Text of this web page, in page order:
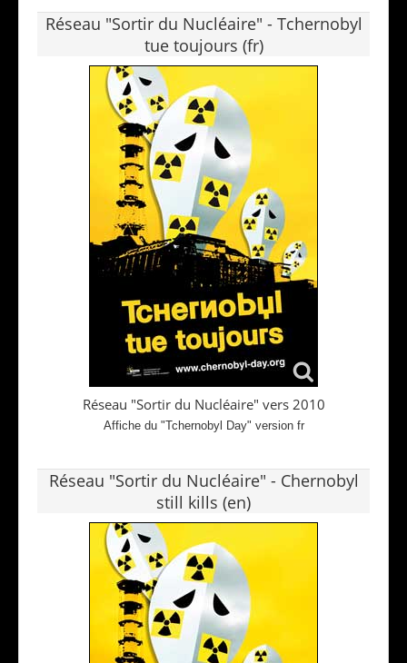
Réseau "Sortir du Nucléaire" - Tchernobyl
tue toujours (fr)
Réseau "Sortir du Nucléaire" vers 2010
Affiche du "Tchernobyl Day" version fr
Réseau "Sortir du Nucléaire" - Chernobyl
still kills (en)